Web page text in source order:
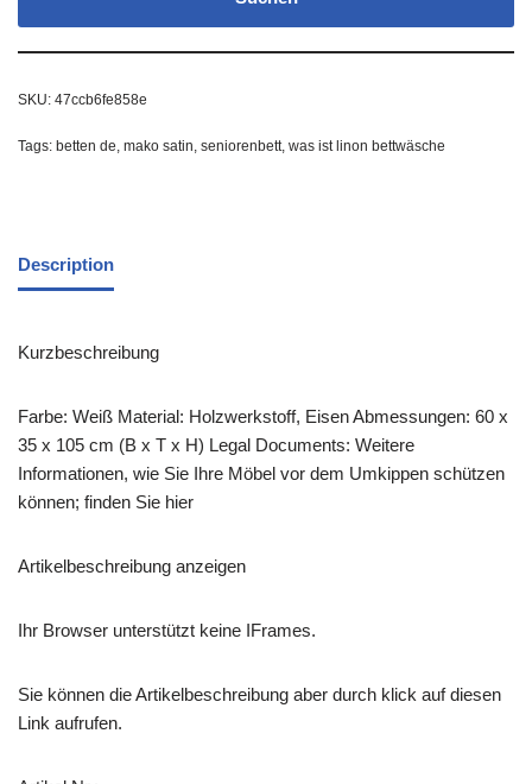
SKU: 47ccb6fe858e
Tags: betten de, mako satin, seniorenbett, was ist linon bettwäsche
Description
Kurzbeschreibung
Farbe: Weiß Material: Holzwerkstoff, Eisen Abmessungen: 60 x
35 x 105 cm (B x T x H) Legal Documents: Weitere
Informationen, wie Sie Ihre Möbel vor dem Umkippen schützen
können; finden Sie hier
Artikelbeschreibung anzeigen
Ihr Browser unterstützt keine IFrames.
Sie können die Artikelbeschreibung aber durch klick auf diesen
Link aufrufen.